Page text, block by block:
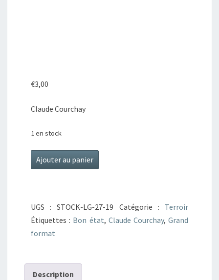
€3,00
Claude Courchay
1 en stock
quantité
de
ocre
et
sèches
Ajouter au panier
UGS :STOCK-LG-27-19 Catégorie : Terroir
Étiquettes : Bon état, Claude Courchay,Grand
format
Description